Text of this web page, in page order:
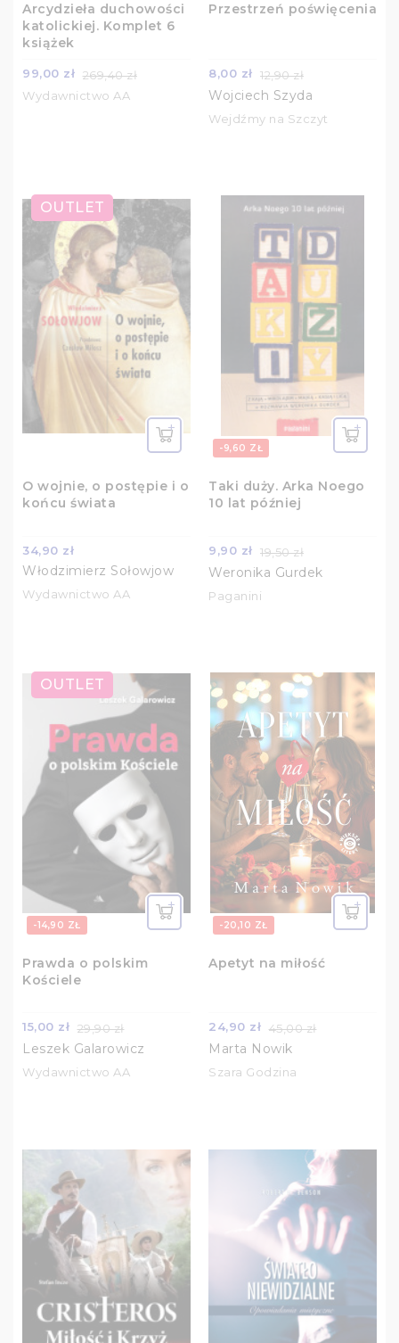
Arcydzieła duchowości
katolickiej. Komplet 6
książek
99,00 zł 269,40 zł
Wydawnictwo AA
Przestrzeń poświęcenia
8,00 zł 12,90 zł
Wojciech Szyda
Wejdźmy na Szczyt
OUTLET
O wojnie, o postępie i o
końcu świata
34,90 zł
Włodzimierz Sołowjow
Wydawnictwo AA
-9,60 ZŁ
Taki duży. Arka Noego
10 lat później
9,90 zł 19,50 zł
Weronika Gurdek
Paganini
-14,90 ZŁ
OUTLET
Prawda o polskim
Kościele
15,00 zł 29,90 zł
Leszek Galarowicz
Wydawnictwo AA
-20,10 ZŁ
Apetyt na miłość
24,90 zł 45,00 zł
Marta Nowik
Szara Godzina